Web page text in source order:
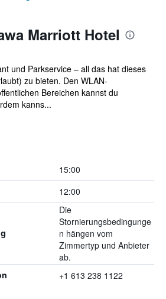
Marriott Hotel
und Parkservice – all das hat dieses
zu bieten. Den WLAN-
Bereichen kannst du
kanns...
15:00
12:00
Die
Stornierungsbedingunge
n hängen vom
Zimmertyp und Anbieter
ab.
+1 613 238 1122